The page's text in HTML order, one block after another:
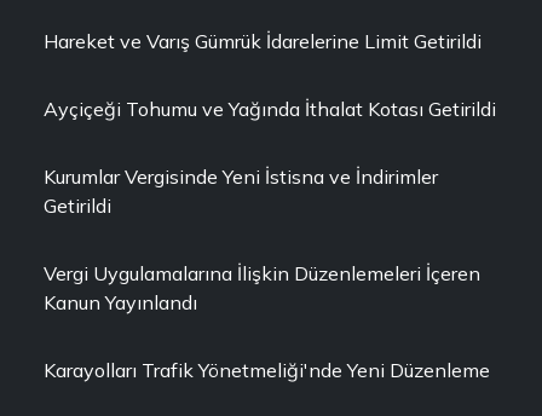
Hareket ve Varış Gümrük İdarelerine Limit Getirildi
Ayçiçeği Tohumu ve Yağında İthalat Kotası Getirildi
Kurumlar Vergisinde Yeni İstisna ve İndirimler
Getirildi
Vergi Uygulamalarına İlişkin Düzenlemeleri İçeren
Kanun Yayınlandı
Karayolları Trafik Yönetmeliği'nde Yeni Düzenleme